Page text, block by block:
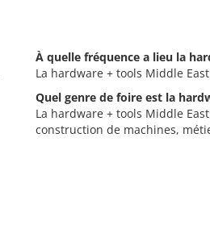
À quelle fréquence a lieu la
La hardware + tools Middle
Quel genre de foire est la
La hardware + tools Middle
construction de machines,